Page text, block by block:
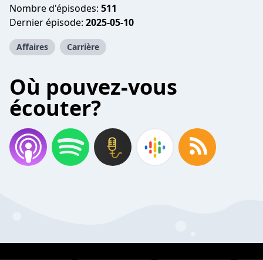
Nombre d'épisodes: 511
Dernier épisode: 2025-05-10
Affaires Carrière
Où pouvez-vous
écouter?